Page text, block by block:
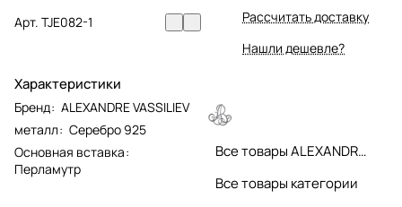
Арт. TJE082-1
Характеристики
Бренд: ALEXANDRE VASSILIEV
металл: Серебро 925
Основная вставка:
Перламутр
Рассчитать доставку
Нашли дешевле?
Все товары ALEXANDRE VASSILIEV
Все товары категории